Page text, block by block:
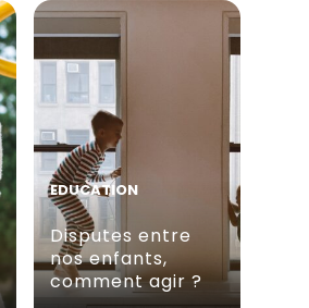
EDUCATION
Disputes entre
nos enfants,
comment agir ?